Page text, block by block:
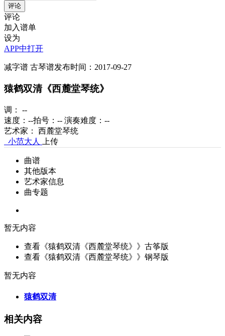
评论
评论
加入谱单
设为
APP中打开
减字谱 古琴谱发布时间：2017-09-27
猿鹤双清《西麓堂琴统》
调： --
速度：--拍号：-- 演奏难度： --
艺术家： 西麓堂琴统
小范大人
上传
曲谱
其他版本
艺术家信息
曲专题
暂无内容
查看《猿鹤双清《西麓堂琴统》》古筝版
查看《猿鹤双清《西麓堂琴统》》钢琴版
暂无内容
猿鹤双清
相关内容